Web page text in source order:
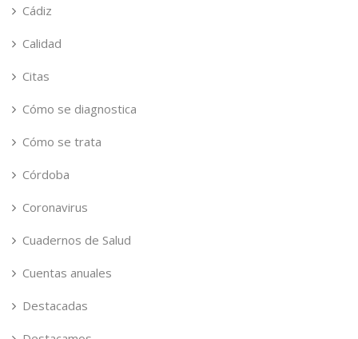
Cádiz
Calidad
Citas
Cómo se diagnostica
Cómo se trata
Córdoba
Coronavirus
Cuadernos de Salud
Cuentas anuales
Destacadas